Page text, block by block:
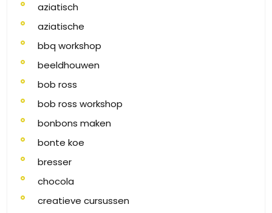
aziatisch
aziatische
bbq workshop
beeldhouwen
bob ross
bob ross workshop
bonbons maken
bonte koe
bresser
chocola
creatieve cursussen